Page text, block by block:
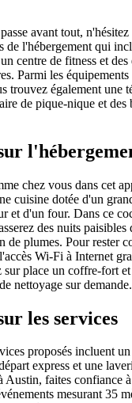
avant tout,
de l'hébergement qui
centre de fitness et des
Parmi les
trouvez également une
de pique-nique et des
chez vous dans cet
cuisine dotée d'un
et d'un four. Dans ce
des nuits paisibles
de plumes. Pour rester
Wi-Fi à Internet
place un coffre-fort
nettoyage sur demande.
les services
proposés incluent
express et une
Austin, faites confiance
mesurant 35